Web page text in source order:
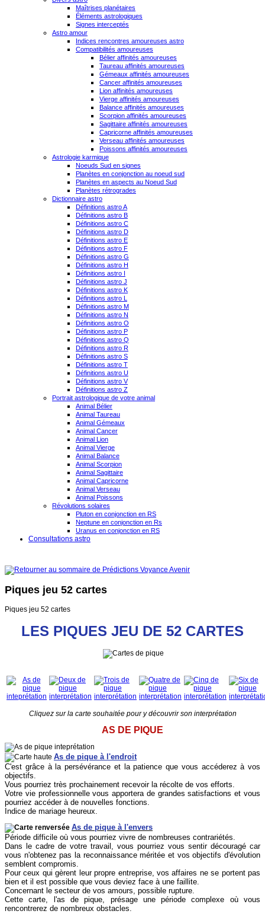
Maîtrises planétaires
Éléments astrologiques
Signes interceptés
Astro amour
Indices rencontres amoureuses astro
Compatibilités amoureuses
Bélier affinités amoureuses
Taureau affinités amoureuses
Gémeaux affinités amoureuses
Cancer affinités amoureuses
Lion affinités amoureuses
Vierge affinités amoureuses
Balance affinités amoureuses
Scorpion affinités amoureuses
Sagittaire affinités amoureuses
Capricorne affinités amoureuses
Verseau affinités amoureuses
Poissons affinités amoureuses
Astrologie karmique
Noeuds Sud en signes
Planètes en conjonction au noeud sud
Planètes en aspects au Noeud Sud
Planètes rétrogrades
Dictionnaire astro
Définitions astro A
Définitions astro B
Définitions astro C
Définitions astro D
Définitions astro E
Définitions astro F
Définitions astro G
Définitions astro H
Définitions astro I
Définitions astro J
Définitions astro K
Définitions astro L
Définitions astro M
Définitions astro N
Définitions astro O
Définitions astro P
Définitions astro Q
Définitions astro R
Définitions astro S
Définitions astro T
Définitions astro U
Définitions astro V
Définitions astro Z
Portrait astrologique de votre animal
Animal Bélier
Animal Taureau
Animal Gémeaux
Animal Cancer
Animal Lion
Animal Vierge
Animal Balance
Animal Scorpion
Animal Sagittaire
Animal Capricorne
Animal Verseau
Animal Poissons
Révolutions solaires
Pluton en conjonction en RS
Neptune en conjonction en Rs
Uranus en conjonction en RS
Consultations astro
Piques jeu 52 cartes
Piques jeu 52 cartes
LES PIQUES JEU DE 52 CARTES
Cliquez sur la carte souhaitée pour y découvrir son interprétation
AS DE PIQUE
As de pique à l'endroit
C'est grâce à la persévérance et la patience que vous accéderez à vos
objectifs.
Vous pourriez très prochainement recevoir la récolte de vos efforts.
Votre vie professionnelle vous apportera de grandes satisfactions et vous
pourriez accéder à de nouvelles fonctions.
Indice de mariage heureux.
As de pique à l'envers
Période difficile où vous pourriez vivre de nombreuses contrariétés.
Dans le cadre de votre travail, vous pourriez vous sentir découragé car
vous n'obtenez pas la reconnaissance méritée et vos objectifs d'évolution
semblent compromis.
Pour ceux qui gèrent leur propre entreprise, vos affaires ne se portent pas
bien et il est possible que vous deviez face à une faillite.
Concernant le secteur de vos amours, possible rupture.
Cette carte, l'as de pique, présage une période complexe où vous
rencontrerez de nombreux obstacles.